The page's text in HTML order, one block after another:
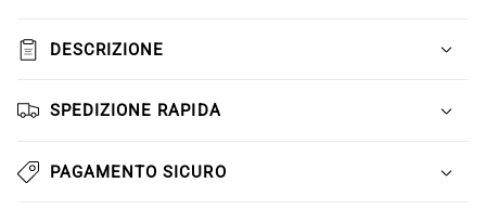
DESCRIZIONE
SPEDIZIONE RAPIDA
PAGAMENTO SICURO